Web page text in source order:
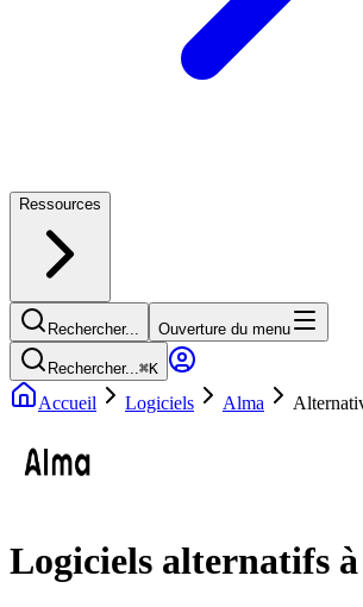
Ressources
Rechercher... Ouverture du menu
Rechercher...⌘K
Accueil Logiciels Alma
Logiciels alternatifs